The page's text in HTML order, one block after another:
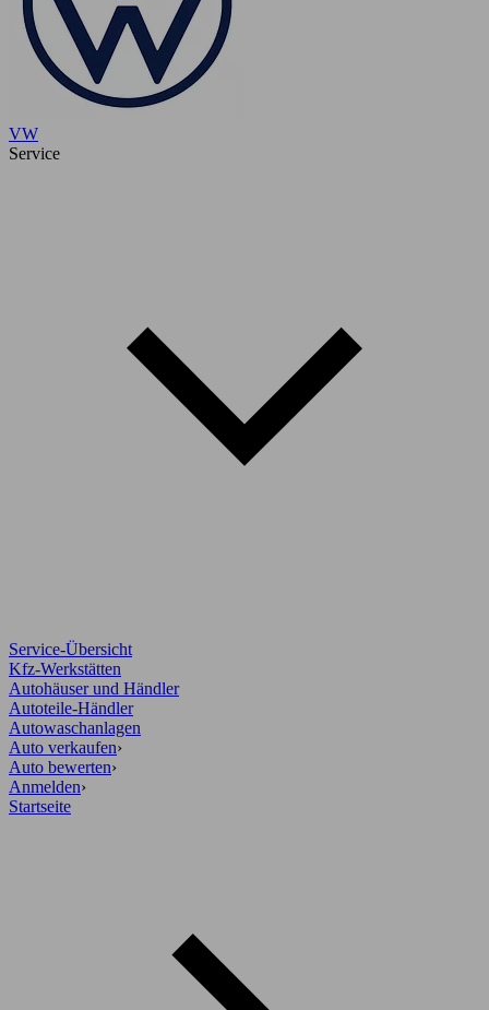
VW
Service
Service-Übersicht
Kfz-Werkstätten
Autohäuser und Händler
Autoteile-Händler
Autowaschanlagen
Auto verkaufen›
Auto bewerten›
Anmelden›
Startseite